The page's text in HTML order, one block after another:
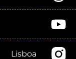
Lisboa